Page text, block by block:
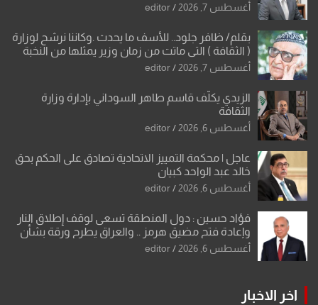
أغسطس 7, 2026 editor
بقلم/ ظافر جلود.. للأسف ما يحدث .وكاننا نرشح لوزارة
( الثقافة ) التي ماتت من زمان وزير يمثلها من النخبة
والإرث العظيم للثقافة العراقية..
أغسطس 7, 2026 editor
الزيدي يكلّف قاسم طاهر السوداني بإدارة وزارة
الثقافة
أغسطس 6, 2026 editor
عاجل | محكمة التمييز الاتحادية تصادق على الحكم بحق
خالد عبد الواحد كبيان
أغسطس 6, 2026 editor
فؤاد حسين : دول المنطقة تسعى لوقف إطلاق النار
وإعادة فتح مضيق هرمز .. والعراق يطرح ورقة بشأن
تحولات القدس
أغسطس 6, 2026 editor
اخر الاخبار